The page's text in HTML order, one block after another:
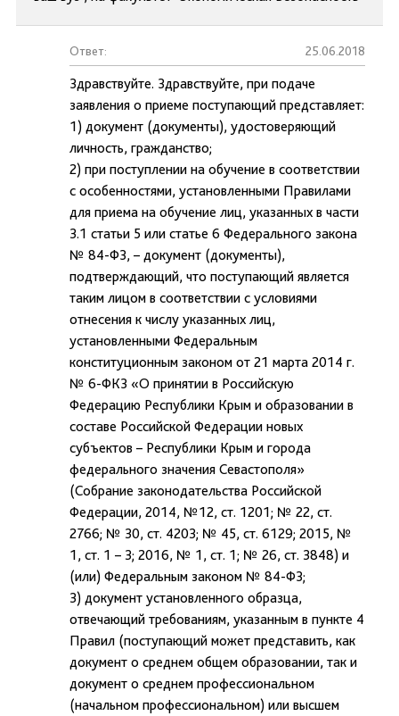
Ответ: 25.06.2018
Здравствуйте. Здравствуйте, при подаче
заявления о приеме поступающий представляет:
1) документ (документы), удостоверяющий
личность, гражданство;
2) при поступлении на обучение в соответствии
с особенностями, установленными Правилами
для приема на обучение лиц, указанных в части
3.1 статьи 5 или статье 6 Федерального закона
№ 84-ФЗ, – документ (документы),
подтверждающий, что поступающий является
таким лицом в соответствии с условиями
отнесения к числу указанных лиц,
установленными Федеральным
конституционным законом от 21 марта 2014 г.
№ 6-ФКЗ «О принятии в Российскую
Федерацию Республики Крым и образовании в
составе Российской Федерации новых
субъектов – Республики Крым и города
федерального значения Севастополя»
(Собрание законодательства Российской
Федерации, 2014, №12, ст. 1201; № 22, ст.
2766; № 30, ст. 4203; № 45, ст. 6129; 2015, №
1, ст. 1 – 3; 2016, № 1, ст. 1; № 26, ст. 3848) и
(или) Федеральным законом № 84-ФЗ;
3) документ установленного образца,
отвечающий требованиям, указанным в пункте 4
Правил (поступающий может представить, как
документ о среднем общем образовании, так и
документ о среднем профессиональном
(начальном профессиональном) или высшем